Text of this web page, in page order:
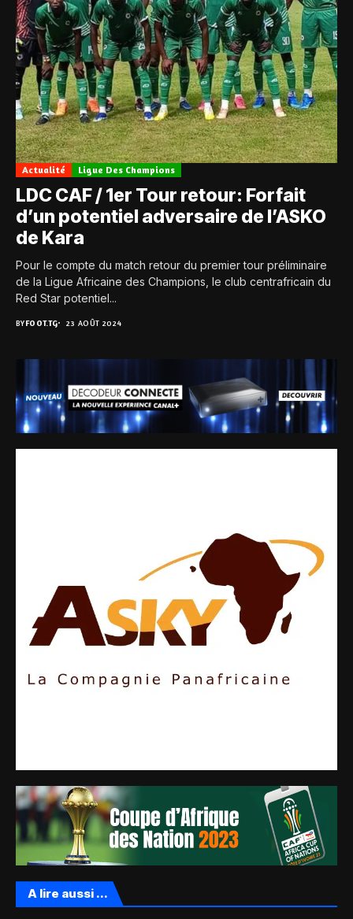
Actualité Ligue Des Champions
LDC CAF / 1er Tour retour: Forfait
d’un potentiel adversaire de l’ASKO
de Kara
Pour le compte du match retour du premier tour préliminaire
de la Ligue Africaine des Champions, le club centrafricain du
Red Star potentiel...
BYFOOT.TG 23 AOÛT 2024
A lire aussi ...